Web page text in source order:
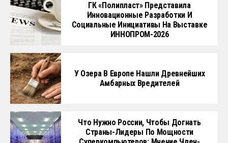
ГК «Полипласт» Представила
Инновационные Разработки И
Социальные Инициативы На Выставке
ИННОПРОМ-2026
У Озера В Европе Нашли Древнейших
Амбарных Вредителей
Что Нужно России, Чтобы Догнать
Страны-Лидеры По Мощности